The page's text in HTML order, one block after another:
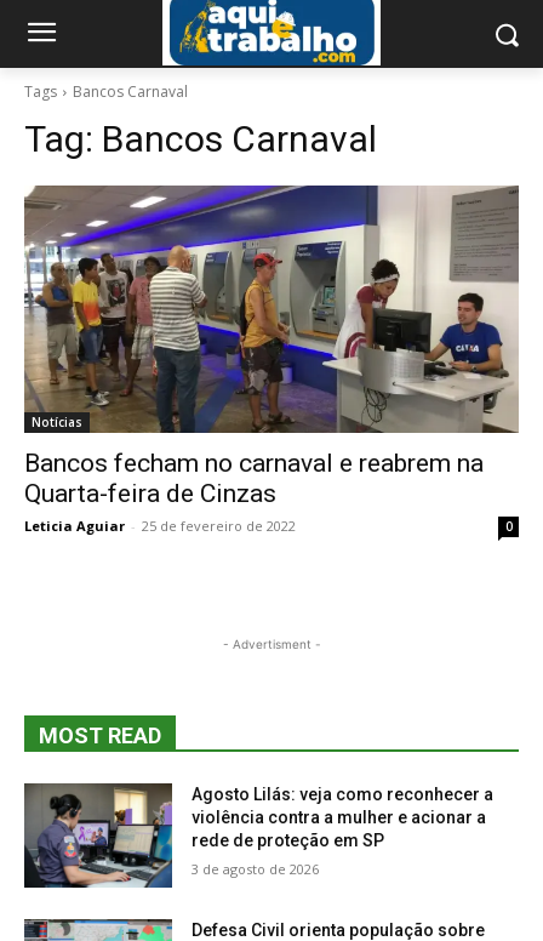
Tags Bancos Carnaval
Tag: Bancos Carnaval
Notícias
Bancos fecham no carnaval e reabrem na
Quarta-feira de Cinzas
Leticia Aguiar - 25 de fevereiro de 2022 0
- Advertisment -
MOST READ
Agosto Lilás: veja como reconhecer a
violência contra a mulher e acionar a
rede de proteção em SP
3 de agosto de 2026
Defesa Civil orienta população sobre